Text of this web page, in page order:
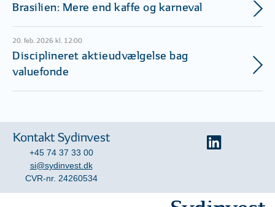
Brasilien: Mere end kaffe og karneval
20. feb. 2026 kl. 12:00
Disciplineret aktieudvælgelse bag
valuefonde
Kontakt Sydinvest
+45 74 37 33 00
si@sydinvest.dk
CVR-nr. 24260534